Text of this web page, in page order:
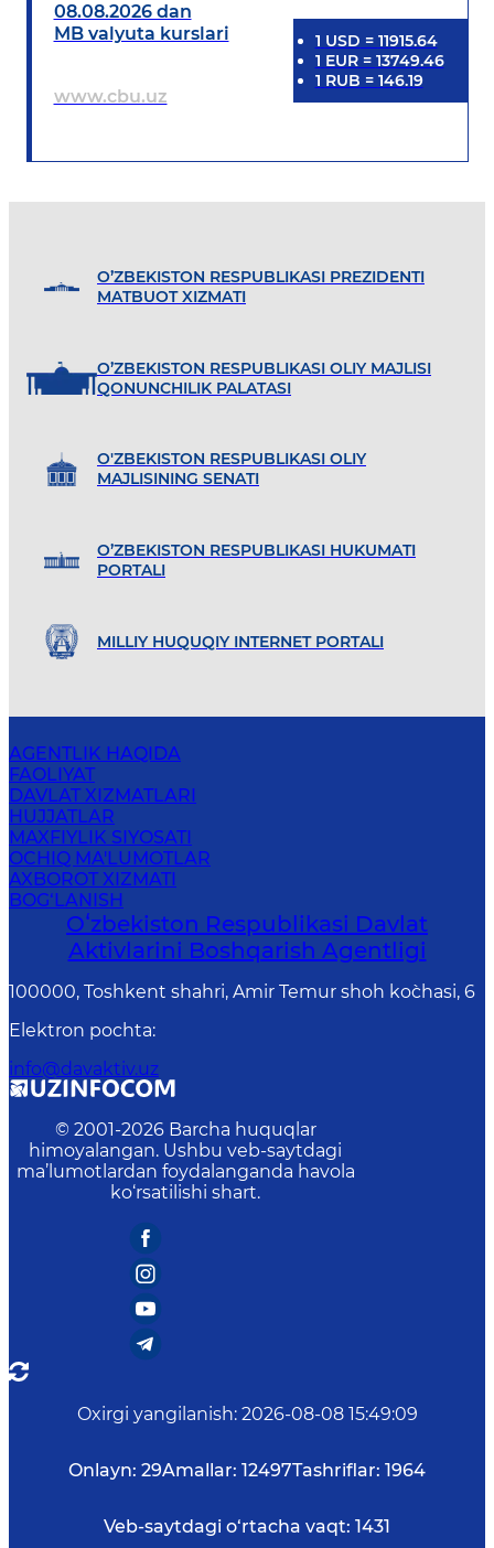
08.08.2026 dan
MB valyuta kurslari
www.cbu.uz
1 USD = 11915.64
1 EUR= 13749.46
1 RUB = 146.19
O’ZBEKISTON RESPUBLIKASI PREZIDENTI
MATBUOT XIZMATI
O’ZBEKISTON RESPUBLIKASI OLIY MAJLISI
QONUNCHILIK PALATASI
O'ZBEKISTON RESPUBLIKASI OLIY
MAJLISINING SENATI
O’ZBEKISTON RESPUBLIKASI HUKUMATI
PORTALI
MILLIY HUQUQIY INTERNET PORTALI
AGENTLIK HAQIDA
FAOLIYAT
DAVLAT XIZMATLARI
HUJJATLAR
MAXFIYLIK SIYOSATI
OCHIQ MA'LUMOTLAR
AXBOROT XIZMATI
BOG‘LANISH
Oʻzbekiston Respublikasi Davlat
Aktivlarini Boshqarish Agentligi
100000, Toshkent shahri, Amir Temur shoh ko`chasi, 6
Elektron pochta:
info@davaktiv.uz
© 2001-2026 Barcha huquqlar
himoyalangan. Ushbu veb-saytdagi
ma’lumotlardan foydalanganda havola
ko‘rsatilishi shart.
Oxirgi yangilanish: 2026-08-08 15:49:09
Onlayn: 29Amallar: 12497Tashriflar: 1964
Veb-saytdagi o‘rtacha vaqt: 1431